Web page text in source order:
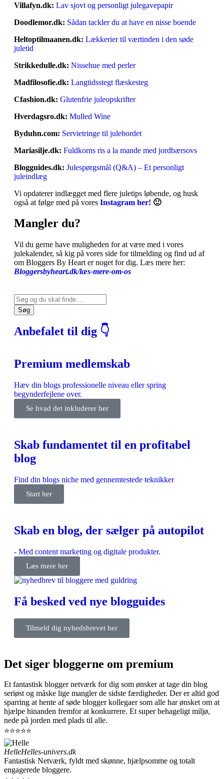
Villafyn.dk: Lav sjovt og personligt julegavepapir
Doodlemor.dk: Sådan tackler du at have en nisse boende
Heltoptilmaanen.dk: Lækkerier til værtinden i den søde
juletid
Strikkedulle.dk: Nissehue med perler
Madfilosofie.dk: Langtidsstegt flæskesteg
Cfashion.dk: Glutenfrie juleopskrifter
Hverdagsro.dk: Mulled Wine
Byduhn.com: Servietringe til julebordet
Mariasilje.dk: Fuldkorns ris a la mande med jordbærsovs
Blogguides.dk: Julespørgsmål (Q&A) – Et personligt
juleindlæg
Vi opdaterer indlægget med flere juletips løbende, og husk
også at følge med på vores Instagram her! 🙂
Mangler du?
Vil du gerne have muligheden for at være med i vores
julekalender, så kig på vores side for tilmelding og find ud af
om Bloggers By Heart er noget for dig. Læs mere her:
Bloggersbyheart.dk/læs-mere-om-os
Søg
Anbefalet til dig 👇
Premium medlemskab
Hæv din blogs professionelle niveau eller spring
begynderfejlene over.
Se hvad det inkluderer her
Skab fundamentet til en profitabel
blog
Find din blogs niche med gennemtestede teknikker
Start her
Skab en blog, der sælger på autopilot
- Med content marketing og digitale produkter.
Læs mere her
Få besked ved nye blogguides
Tilmeld dig nyhedsbrevet her
Det siger bloggerne om premium
Et fantastisk blogger netværk for dig som ønsker at tage din blog
seriøst og måske lige mangler de sidste færdigheder. Der er altid god
sparring at hente af søde blogger kollegaer som alle har ønsket om at
hjælpe hinanden fremfor at konkurrere. Et super behageligt miljø,
nede på jorden med plads til alle.
⭐⭐⭐⭐⭐
HelleHelles-univers.dk
Fantastisk Netværk, fyldt med skønne, hjælpsomme og totalt
engagerede bloggere.